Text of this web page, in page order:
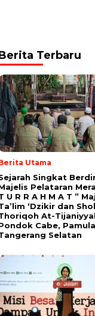
Terbaru
Utama
Singkat
Pelataran
U R R A H M A T ”
‘Dzikir dan
At-
Cabe,
Selatan